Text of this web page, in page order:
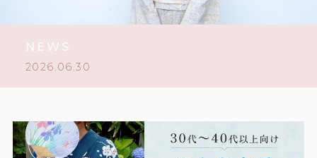
NEWS
2026.06.30